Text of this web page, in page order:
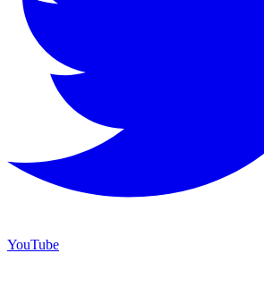
YouTube